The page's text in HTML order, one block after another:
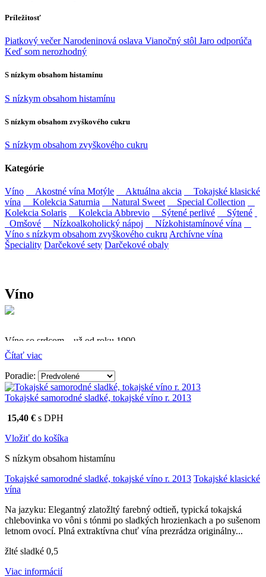
Príležitosť
Piatkový večerNarodeninová oslava Vianočný stôl Jaro odporúča
Keď som nerozhodný
S nízkym obsahom histamínu
S nízkym obsahom histamínu
S nízkym obsahom zvyškového cukru
S nízkym obsahom zvyškového cukru
Kategórie
Víno Akostné vína Motýle Aktuálna akcia
Tokajské klasické
vína
Kolekcia Saturnia Natural Sweet
Special Collection
Kolekcia Solaris
Kolekcia Abbrevio Sýtené perlivé
Sýtené
Omšové
Nízkoalkoholický nápoj
Nízkohistamínové vína
Víno s nízkym obsahom zvyškového cukru Archívne vína
Špeciality Darčekové sety Darčekové obaly
Víno
Víno so srdcom – už od roku 1990
Firma Ostrožovič je najstaršou privátnou firmou na
slovenskom Tokaji.
Vyrábame kvalitné odrodové a výberové vína. Ako prví sme
priniesli na slovenský trh sólo spracované vína z tokajských odrôd
Furmint, Lipovina a Muškát žltý reduktívnou technológiou. Hrozno
spracúvame najmodernejšími technológiami, vrátane riadenej
fermentácie.
Čítať viac
Poradie:
Tokajské samorodné sladké, tokajské víno r. 2013
15,40 € s DPH
Vložiť do košíka
S nízkym obsahom histamínu
Tokajské samorodné sladké, tokajské víno r. 2013 Tokajské klasické
vína
Na jazyku: Elegantný zlatožltý farebný odtieň, typická tokajská
chlebovinka vo vôni s tónmi po sladkých hrozienkach a po sušenom
letnom ovocí. Plná extraktívna chuť vína prezrádza originálny...
žlté sladké 0,5
Viac informácií